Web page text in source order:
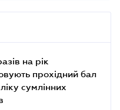
на рік
прохідний бал
сумлінних